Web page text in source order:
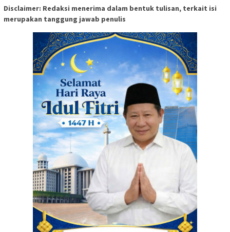
Disclaimer: Redaksi menerima dalam bentuk tulisan, terkait isi
merupakan tanggung jawab penulis